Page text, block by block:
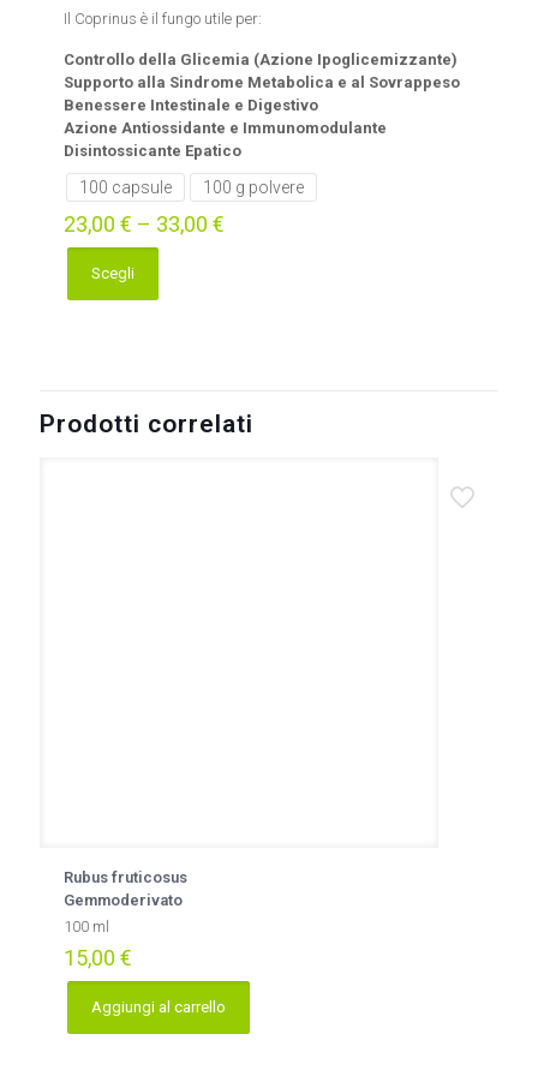
Il Coprinus è il fungo utile per:
Controllo della Glicemia (Azione Ipoglicemizzante)
Supporto alla Sindrome Metabolica e al Sovrappeso
Benessere Intestinale e Digestivo
Azione Antiossidante e Immunomodulante
Disintossicante Epatico
100 capsule 100 g polvere
23,00 € – 33,00 €
Scegli
Questo
prodotto
opzioni
Prodotti correlati
Rubus fruticosus
Gemmoderivato
100 ml
15,00 €
Aggiungi al carrello